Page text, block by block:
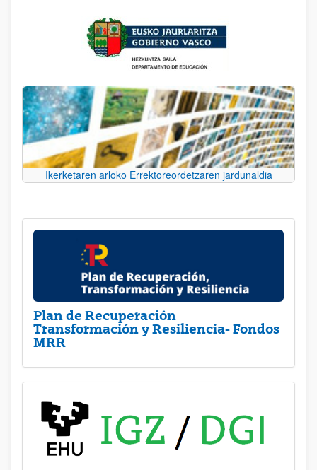
Ikerketaren arloko Errektoreordetzaren jardunaldia
Plan de Recuperación
Transformación y Resiliencia- Fondos
MRR